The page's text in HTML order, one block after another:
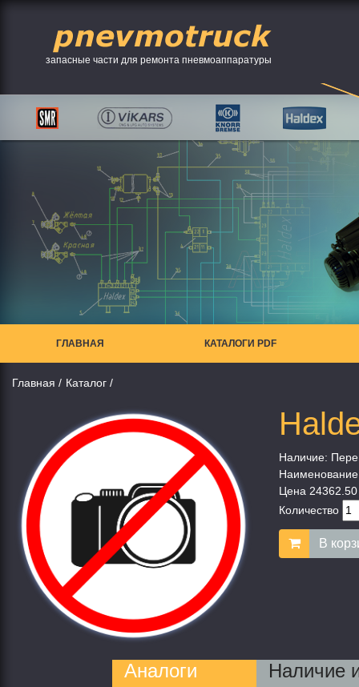
запасные части для ремонта пневмоаппаратуры
ГЛАВНАЯ КАТАЛОГИ PDF
Главная Каталог
Наличие:
Цена
Количество
В
Аналоги Наличие